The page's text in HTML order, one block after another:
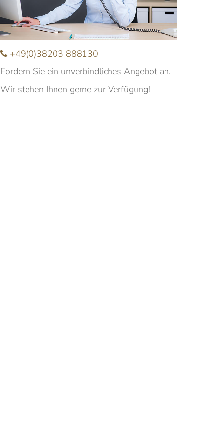
+49(0)38203 888130
Fordern Sie ein unverbindliches Angebot an.
Wir stehen Ihnen gerne zur Verfügung!